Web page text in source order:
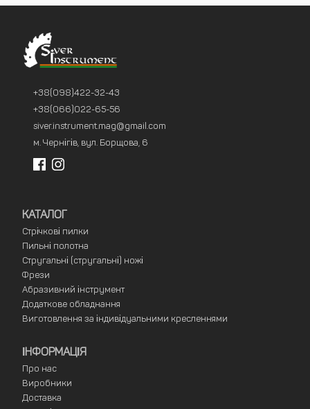
+38(098)422-32-43
+38(066)022-65-56
siver.instrument.mag@gmail.com
м. Чернігів, вул. Борщова, 6
КАТАЛОГ
Стрічкові пилки
Пильні полотна
Стругальні (стругальні) ножі
Фрези
Абразивний інструмент
Додаткове обладнання
Виготовлення за індивідуальними кресленнями
ІНФОРМАЦІЯ
Про нас
Виробники
Доставка